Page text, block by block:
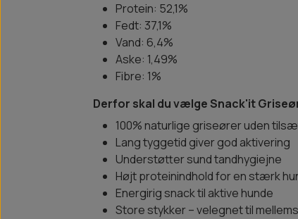
Protein: 52,1%
Fedt: 37,1%
Vand: 6,4%
Aske: 1,49%
Fibre: 1%
Derfor skal du vælge Snack'it
100% naturlige griseører uden
Lang tyggetid giver god aktivering
Understøtter sund tandhygiejne
Højt proteinindhold for en stærk
Energirig snack til aktive hunde
Store stykker – velegnet til